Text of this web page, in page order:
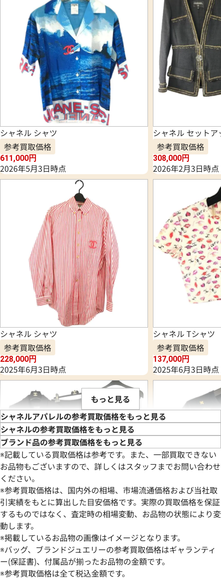
シャネル シャツ
参考買取価格
611,000円
2026年5月3日時点
シャネル セットア
参考買取価格
308,000円
2026年2月3日時点
シャネル シャツ
参考買取価格
228,000円
2025年6月3日時点
シャネル Tシャツ
参考買取価格
137,000円
2025年6月3日時点
シャネル アンサンブル
参考買取価格
114,000円
2026年6月3日時点
シャネル Tシャツ
参考買取価格
103,000
もっと見る
シャネルアパレルの参考買取価格をもっと見る
シャネルの参考買取価格をもっと見る
ブランド品の参考買取価格をもっと見る
※記載している買取価格は参考です。また、一部買取できない
お品物もございますので、詳しくはスタッフまでお問い合わせ
ください。
※参考買取価格は、国内外の相場、市場流通価格および当社取
引実績をもとに算出した目安価格です。実際の買取価格を保証
するものではなく、査定時の相場変動、お品物の状態により変
動します。
※掲載しているお品物の画像はイメージとなります。
※バッグ、ブランドジュエリーの参考買取価格はギャランティ
ー(保証書)、付属品が揃ったお品物の金額です。
※参考買取価格は全て税込金額です。